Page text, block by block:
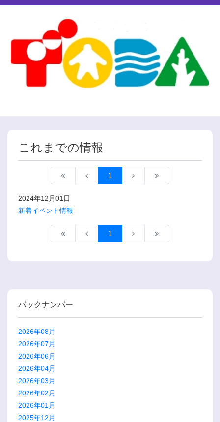
これまでの情報
1
2024年12月01日
新着イベント情報
1
バックナンバー
2026年08月
2026年07月
2026年06月
2026年04月
2026年03月
2026年02月
2026年01月
2025年12月